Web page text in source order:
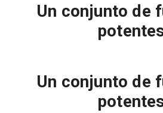
Un conjunto de
Un conjunto de